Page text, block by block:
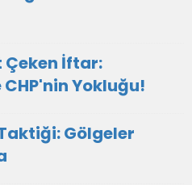
İftar:
Yokluğu!
Gölgeler